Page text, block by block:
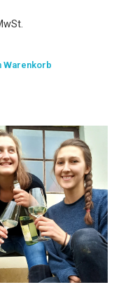
Warenkorb